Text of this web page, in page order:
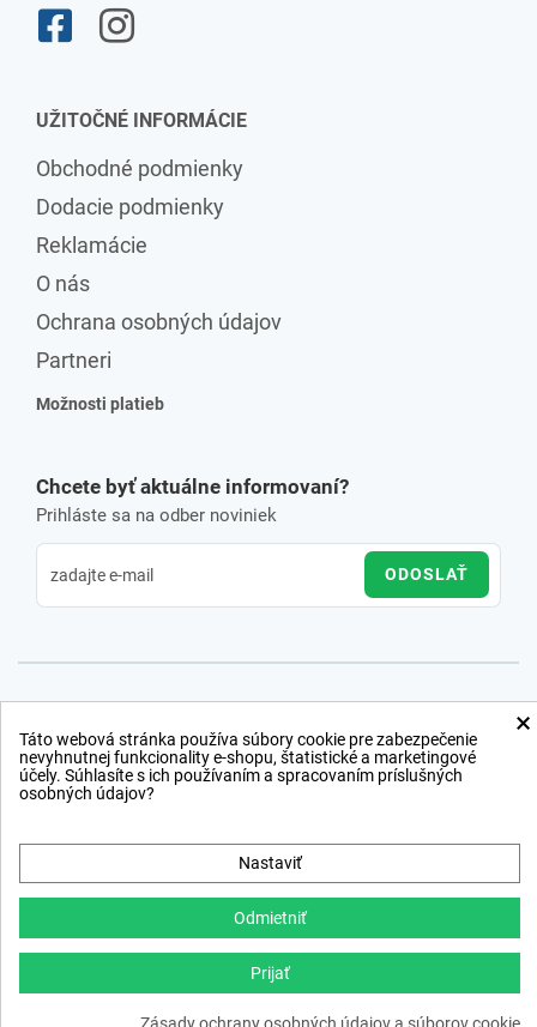
UŽITOČNÉ INFORMÁCIE
Obchodné podmienky
Dodacie podmienky
Reklamácie
O nás
Ochrana osobných údajov
Partneri
Možnosti platieb
Chcete byť aktuálne informovaní?
Prihláste sa na odber noviniek
ODOSLAŤ
×
Táto webová stránka používa súbory cookie pre zabezpečenie
nevyhnutnej funkcionality e-shopu, štatistické a marketingové
účely. Súhlasíte s ich používaním a spracovaním príslušných
osobných údajov?
Nastaviť
Odmietniť
Prijať